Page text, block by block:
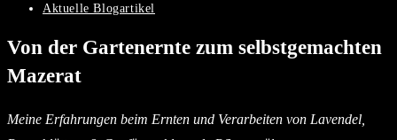
veröffentlicht:
Beitrags-
Aktuelle Blogartikel
Von der Gartenernte zum selbstgemachten
Mazerat
Meine Erfahrungen beim Ernten und Verarbeiten von Lavendel,